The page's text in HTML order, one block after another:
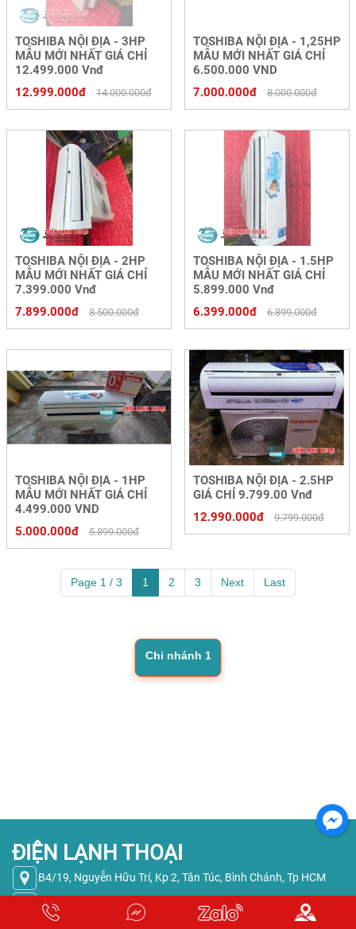
TOSHIBA NỘI ĐỊA - 3HP
MẪU MỚI NHẤT GIÁ CHỈ
12.499.000 Vnđ
12.999.000đ
14.000.000đ
TOSHIBA NỘI ĐỊA - 1,25HP
MẪU MỚI NHẤT GIÁ CHỈ
6.500.000 VND
7.000.000đ
8.000.000đ
TOSHIBA NỘI ĐỊA - 2HP
MẪU MỚI NHẤT GIÁ CHỈ
7.399.000 Vnđ
7.899.000đ
8.500.000đ
TOSHIBA NỘI ĐỊA - 1.5HP
MẪU MỚI NHẤT GIÁ CHỈ
5.899.000 Vnđ
6.399.000đ
6.899.000đ
TOSHIBA NỘI ĐỊA - 1HP
MẪU MỚI NHẤT GIÁ CHỈ
4.499.000 VND
5.000.000đ
5.899.000đ
TOSHIBA NỘI ĐỊA - 2.5HP
GIÁ CHỈ 9.799.00 Vnđ
12.990.000đ
9.799.000đ
Page 1 / 3 1 2 3 Next Last
Chi nhánh 1
ĐIỆN LẠNH THOẠI
B4/19, Nguyễn Hữu Trí, Kp 2, Tân Túc, Bình Chánh, Tp HCM
039 6462 123